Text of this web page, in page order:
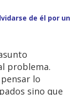
de él por un
problema.
lo
sino que